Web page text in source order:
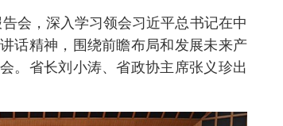
会，深入学习领会习近平总书记在中
话精神，围绕前瞻布局和发展未来产
。省长刘小涛、省政协主席张义珍出